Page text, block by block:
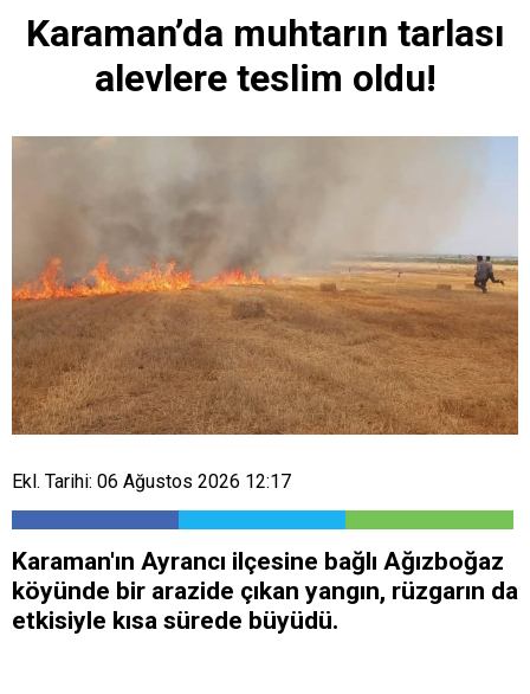
Karaman’da muhtarın tarlası
alevlere teslim oldu!
Ekl. Tarihi: 06 Ağustos 2026 12:17
Karaman'ın Ayrancı ilçesine bağlı Ağızboğaz
köyünde bir arazide çıkan yangın, rüzgarın da
etkisiyle kısa sürede büyüdü.